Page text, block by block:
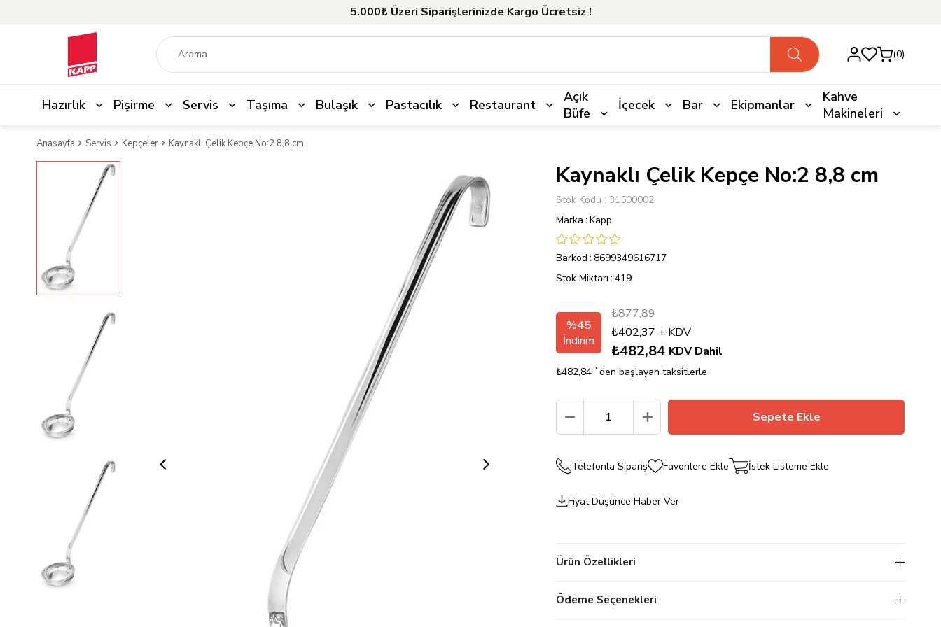
5.000₺ Üzeri Siparişlerinizde Kargo Ücretsiz !
0
Hazırlık Pişirme Servis Taşıma Bulaşık Pastacılık Restaurant
Açık
Büfe
İçecek Bar Ekipmanlar
Kahve
Makineleri
Anasayfa Servis Kepçeler Kaynaklı Çelik Kepçe No:2 8,8 cm
Kaynaklı Çelik Kepçe No:2 8,8 cm
Stok Kodu
31500002
Marka : Kapp
Barkod : 8699349616717
Stok Miktarı : 419
%45
İndirim
₺877,89
₺402,37 + KDV
KDV Dahil
₺482,84
₺482,84 `den başlayan taksitlerle
Telefonla Sipariş Favorilere Ekle İstek Listeme Ekle
Fiyat Düşünce Haber Ver
Ürün Özellikleri
Ödeme Seçenekleri